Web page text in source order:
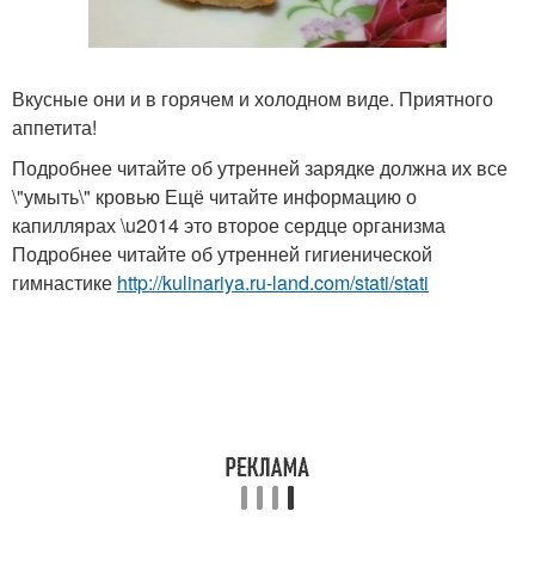
Вкусные они и в горячем и холодном виде. Приятного
аппетита!
Подробнее читайте об утренней зарядке должна их все
\"умыть\" кровью Ещё читайте информацию о
капиллярах \u2014 это второе сердце организма
Подробнее читайте об утренней гигиенической
гимнастике http://kulinariya.ru-land.com/stati/stati